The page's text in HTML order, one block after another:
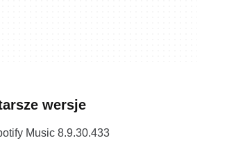
wersje
Music 8.9.30.433